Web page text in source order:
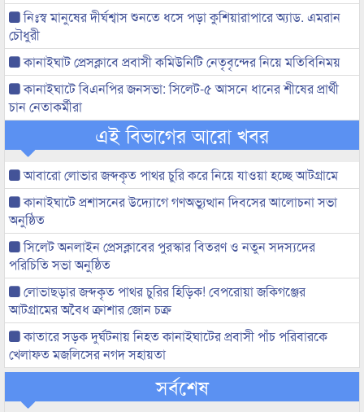
নিঃস্ব মানুষের দীর্ঘশ্বাস শুনতে ধসে পড়া কুশিয়ারাপারে অ্যাড. এমরান
চৌধুরী
কানাইঘাট প্রেসক্লাবে প্রবাসী কমিউনিটি নেতৃবৃন্দের নিয়ে মতিবিনিময়
কানাইঘাটে বিএনপির জনসভা: সিলেট-৫ আসনে ধানের শীষের প্রার্থী
চান নেতাকর্মীরা
এই বিভাগের আরো খবর
আবারো লোভার জব্দকৃত পাথর চুরি করে নিয়ে যাওয়া হচ্ছে আটগ্রামে
কানাইঘাটে প্রশাসনের উদ্যোগে গণঅভ্যুত্থান দিবসের আলোচনা সভা
অনুষ্ঠিত
সিলেট অনলাইন প্রেসক্লাবের পুরস্কার বিতরণ ও নতুন সদস্যদের
পরিচিতি সভা অনুষ্ঠিত
লোভাছড়ার জব্দকৃত পাথর চুরির হিড়িক! বেপরোয়া জকিগঞ্জের
আটগ্রামের অবৈধ ক্রাশার জোন চক্র
কাতারে সড়ক দুর্ঘটনায় নিহত কানাইঘাটের প্রবাসী পাঁচ পরিবারকে
খেলাফত মজলিসের নগদ সহায়তা
সর্বশেষ